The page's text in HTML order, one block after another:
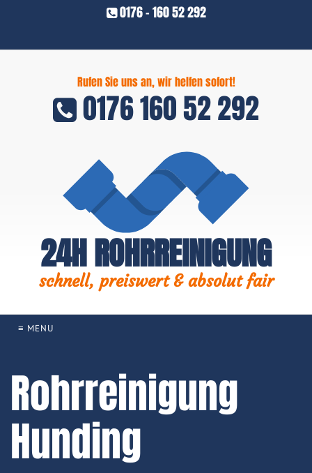
0176 - 160 52 292
Rufen Sie uns an, wir helfen sofort!
0176 160 52 292
24H ROHRREINIGUNG
schnell, preiswert & absolut fair
≡ MENU
Rohrreinigung
Hunding